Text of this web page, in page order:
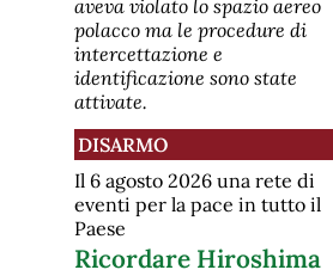
aveva violato lo spazio aereo
polacco ma le procedure di
intercettazione e
identificazione sono state
attivate.
DISARMO
Il 6 agosto 2026 una rete di
eventi per la pace in tutto il
Paese
Ricordare Hiroshima